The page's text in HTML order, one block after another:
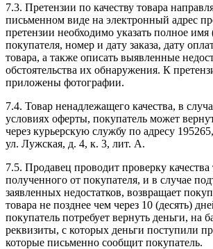
7.3. Претензии по качеству товара
письменном виде на электронный адрес
претензии необходимо указать полное
покупателя, номер и дату заказа, дату
товара, а также описать выявленные
обстоятельства их обнаружения. К
приложены фотографии.
7.4. Товар ненадлежащего качества, в
условиях оферты, покупатель может
через курьерскую службу по адресу
ул. Лужская, д. 4, к. 3, лит. А.
7.5. Продавец проводит проверку качества
полученного от покупателя, и в случае
заявленных недостатков, возвращает
товара не позднее чем через 10 (десять)
покупатель потребует вернуть деньги, на
реквизиты, с которых деньги поступили
которые письменно сообщит покупатель.